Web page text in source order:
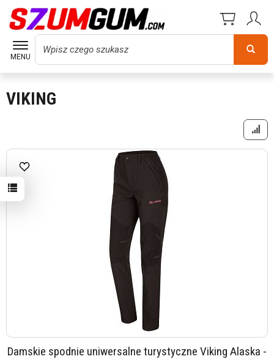
MENU
Wyszukaj
VIKING
Damskie spodnie uniwersalne turystyczne Viking Alaska -